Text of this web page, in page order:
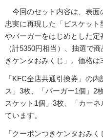
今回のセット内容は、表面
忠実に再現した「ビスケッ
やバーガーをはじめとした定
（計5350円相当）、抽選で
きケンタおみくじ」。価格は
「KFC全店共通引換券」の
ス」3枚、「バーガー1個」2
スケット1個」3枚、「カー
ています。
「クーポンつきケンタおみ